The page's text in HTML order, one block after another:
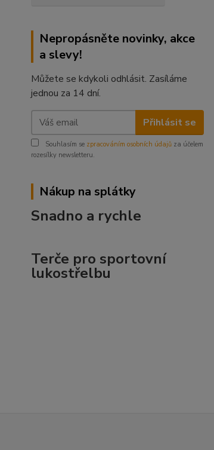
Nepropásněte novinky, akce
a slevy!
Můžete se kdykoli odhlásit. Zasíláme
jednou za 14 dní.
Přihlásit se
Souhlasím se zpracováním osobních údajů za účelem
rozesílky newsletteru.
Nákup na splátky
Snadno a rychle
Terče pro sportovní
lukostřelbu